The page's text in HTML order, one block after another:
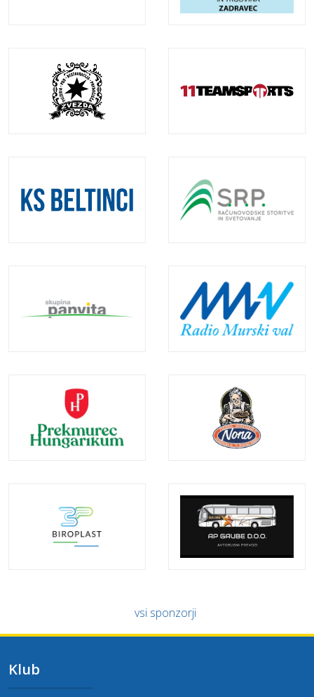
vsi sponzorji
Klub